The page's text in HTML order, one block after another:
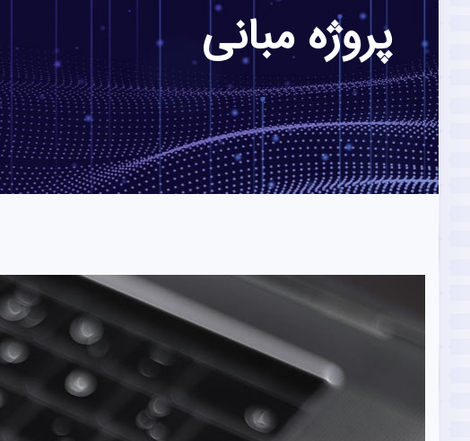
پروژه مبانی